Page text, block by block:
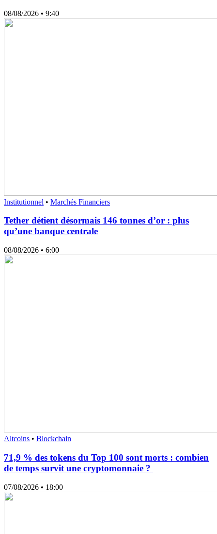
08/08/2026 • 9:40
Institutionnel • Marchés Financiers
Tether détient désormais 146 tonnes d’or : plus
qu’une banque centrale
08/08/2026 • 6:00
Altcoins • Blockchain
71,9 % des tokens du Top 100 sont morts : combien
de temps survit une cryptomonnaie ?
07/08/2026 • 18:00